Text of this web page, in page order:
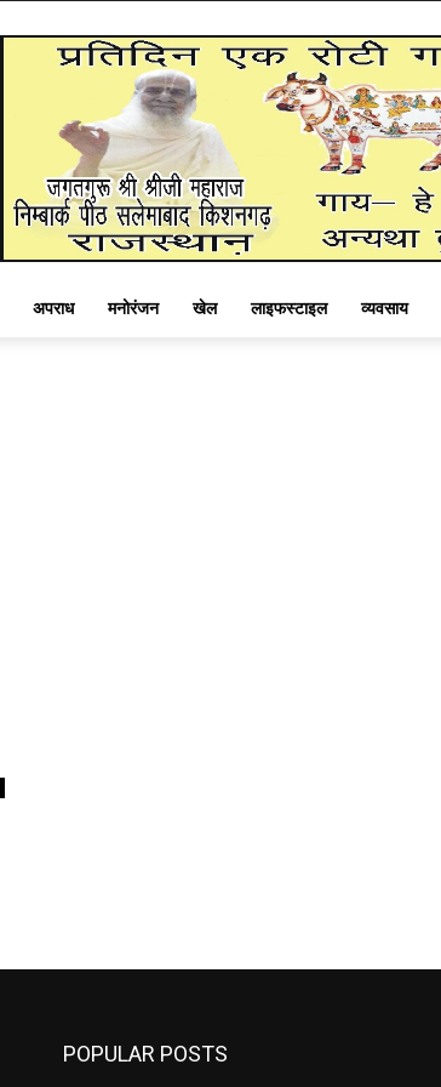
अपराध मनोरंजन खेल लाइफस्टाइल व्यवसाय
POPULAR POSTS